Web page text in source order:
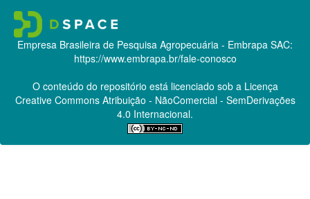
Empresa Brasileira de Pesquisa Agropecuária - Embrapa SAC:
https://www.embrapa.br/fale-conosco
O conteúdo do repositório está licenciado sob a Licença
Creative CommonsAtribuição - NãoComercial - SemDerivações
4.0 Internacional.